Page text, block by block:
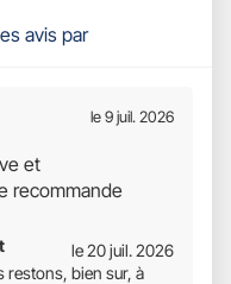
avis par
le 9 juil. 2026
et
recommande
le 20 juil. 2026
restons, bien sur, à